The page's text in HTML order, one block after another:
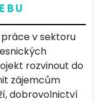
v sektoru
rozvinout do
zájemcům
dobrovolnictví